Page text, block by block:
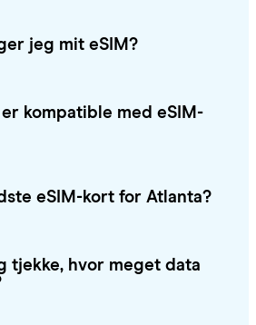
jeg mit eSIM?
kompatible med eSIM-
eSIM-kort for Atlanta?
tjekke, hvor meget data